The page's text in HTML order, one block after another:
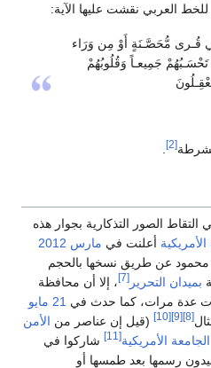
العربي نقشت عليها الآية:
فِي قُـرى مُّحَصَّـنَةٍ أَوْ مِن وَرَاء
جَمِيعـاً وَقُلُوبُهُمْ
[2]
الصور التذكارية بجوار هذه
أعلنت في مارس 2012
عن طريق نسخها بالحجم
بميدان التحرير [7]
، إلا أن محافظة
عدة مرات، كما حدث في 21 مايو
[8]
[9]
[10] (قيل إن عناصر من الأمن
الجامعة الأمريكية[11]
شاركوا في
رسمها بعد طمسها أو